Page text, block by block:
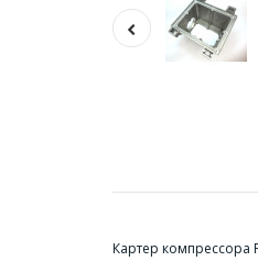
Картер компрессора